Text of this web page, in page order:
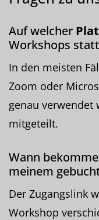
Auf welcher
Workshops
In den meisten
Zoom oder
genau verwendet
mitgeteilt.
Wann
meinem
Der Zugangslink
Workshop